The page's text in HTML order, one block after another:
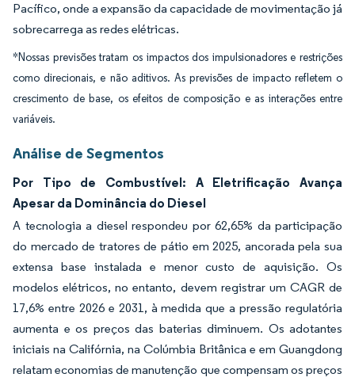
Pacífico, onde a expansão da capacidade de movimentação já
sobrecarrega as redes elétricas.
*Nossas previsões tratam os impactos dos impulsionadores e restrições
como direcionais, e não aditivos. As previsões de impacto refletem o
crescimento de base, os efeitos de composição e as interações entre
variáveis.
Análise de Segmentos
Por Tipo de Combustível: A Eletrificação Avança
Apesar da Dominância do Diesel
A tecnologia a diesel respondeu por 62,65% da participação
do mercado de tratores de pátio em 2025, ancorada pela sua
extensa base instalada e menor custo de aquisição. Os
modelos elétricos, no entanto, devem registrar um CAGR de
17,6% entre 2026 e 2031, à medida que a pressão regulatória
aumenta e os preços das baterias diminuem. Os adotantes
iniciais na Califórnia, na Colúmbia Britânica e em Guangdong
relatam economias de manutenção que compensam os preços